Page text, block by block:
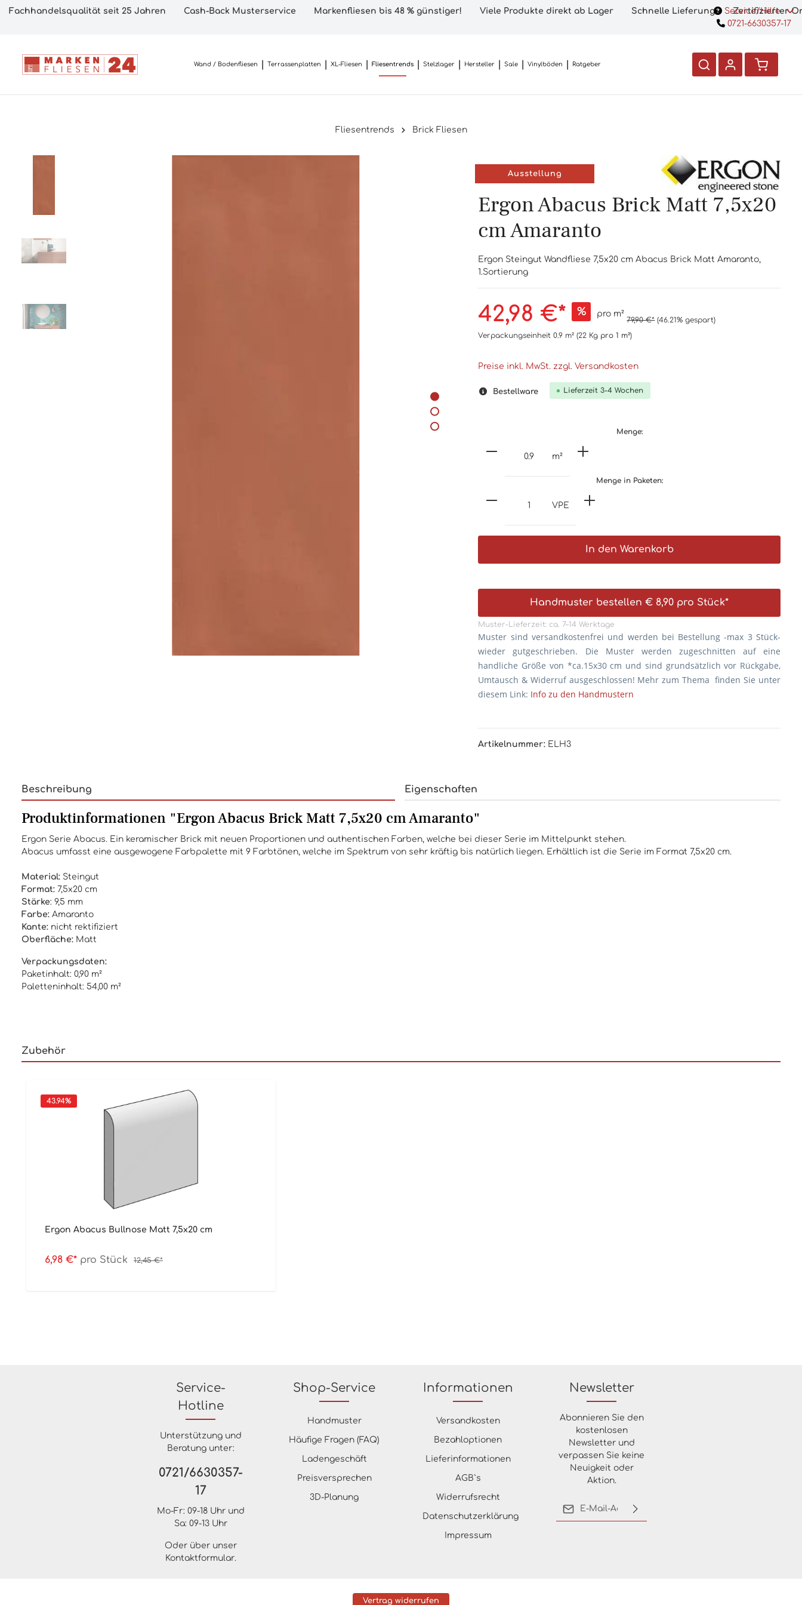
Fachhandelsqualität seit 25 Jahren Cash-Back Musterservice Markenfliesen bis 48 % günstiger! Viele Produkte direkt ab Lager Schnelle Lieferung Zertifizierter
Service/Hilfe
0721-6630357-17
Wand / Bodenfliesen Terrassenplatten XL-Fliesen Fliesentrends Stelzlager Hersteller Sale Vinylböden Ratgeber
Fliesentrends Brick Fliesen
Ausstellung
Ergon Abacus Brick Matt 7,5x20
cm Amaranto
Ergon Steingut Wandfliese 7,5x20 cm Abacus Brick Matt Amaranto,
1.Sortierung
42,98 €* % pro m²
79,90 €* (46.21% gespart)
Verpackungseinheit 0.9 m²(22 Kg pro 1 m²)
Preise inkl. MwSt. zzgl. Versandkosten
Bestellware Lieferzeit 3-4 Wochen
Menge:
m²
Menge in Paketen:
VPE
In den Warenkorb
Handmuster bestellen € 8,90 pro Stück*
Muster-Lieferzeit: ca. 7–14 Werktage
Muster sind versandkostenfrei und werden bei Bestellung -max 3 Stück-
wieder gutgeschrieben. Die Muster werden zugeschnitten auf eine
handliche Größe von *ca.15x30 cm und sind grundsätzlich vor Rückgabe,
Umtausch & Widerruf ausgeschlossen! Mehr zum Thema finden Sie unter
diesem Link: Info zu den Handmustern
Artikelnummer: ELH3
Beschreibung Eigenschaften
Produktinformationen "Ergon Abacus Brick Matt 7,5x20 cm Amaranto"
Ergon Serie Abacus. Ein keramischer Brick mit neuen Proportionen und authentischen Farben, welche bei dieser Serie im Mittelpunkt stehen.
Abacus umfasst eine ausgewogene Farbpalette mit 9 Farbtönen, welche im Spektrum von sehr kräftig bis natürlich liegen. Erhältlich ist die Serie im Format 7,5x20 cm.
Material: Steingut
Format: 7,5x20 cm
Stärke: 9,5 mm
Farbe: Amaranto
Kante: nicht rektifiziert
Oberfläche: Matt
Verpackungsdaten:
Paketinhalt: 0,90 m²
Paletteninhalt: 54,00 m²
Zubehör
43.94%
Ergon Abacus Bullnose Matt 7,5x20 cm
6,98 €* pro Stück 12,45 €*
Newsletter
Abonnieren Sie den
kostenlosen
Newsletter und
verpassen Sie keine
Neuigkeit oder
Aktion.
Service-
Hotline
Unterstützung und
Beratung unter:
0721/6630357-
17
Mo-Fr: 09-18 Uhr und
Sa: 09-13 Uhr
Oder über unser
Kontaktformular.
Shop-Service
Handmuster
Häufige Fragen (FAQ)
Ladengeschäft
Preisversprechen
3D-Planung
Informationen
Versandkosten
Bezahloptionen
Lieferinformationen
AGB`s
Widerrufsrecht
Datenschutzerklärung
Impressum
Vertrag widerrufen